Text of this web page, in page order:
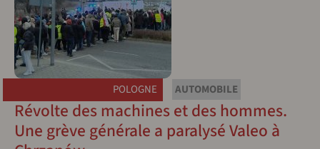
POLOGNE AUTOMOBILE
Révolte des machines et des hommes.
Une grève générale a paralysé Valeo à